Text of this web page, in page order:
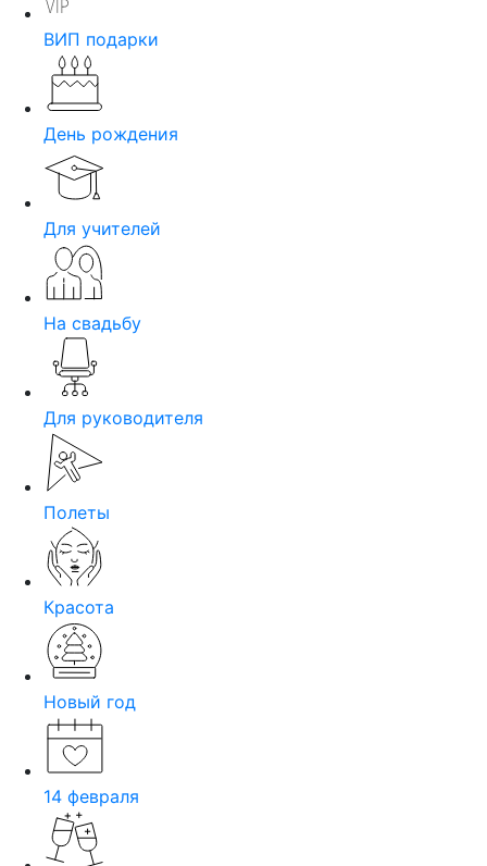
ВИП подарки
День рождения
Для учителей
На свадьбу
Для руководителя
Полеты
Красота
Новый год
14 февраля